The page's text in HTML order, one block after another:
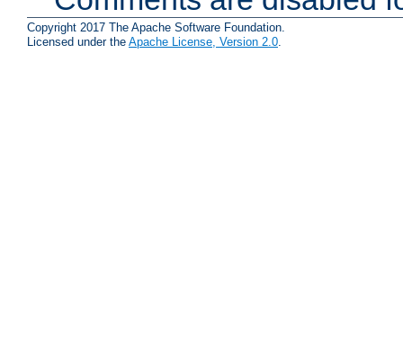
Copyright 2017 The Apache Software Foundation.
Licensed under the Apache License, Version 2.0